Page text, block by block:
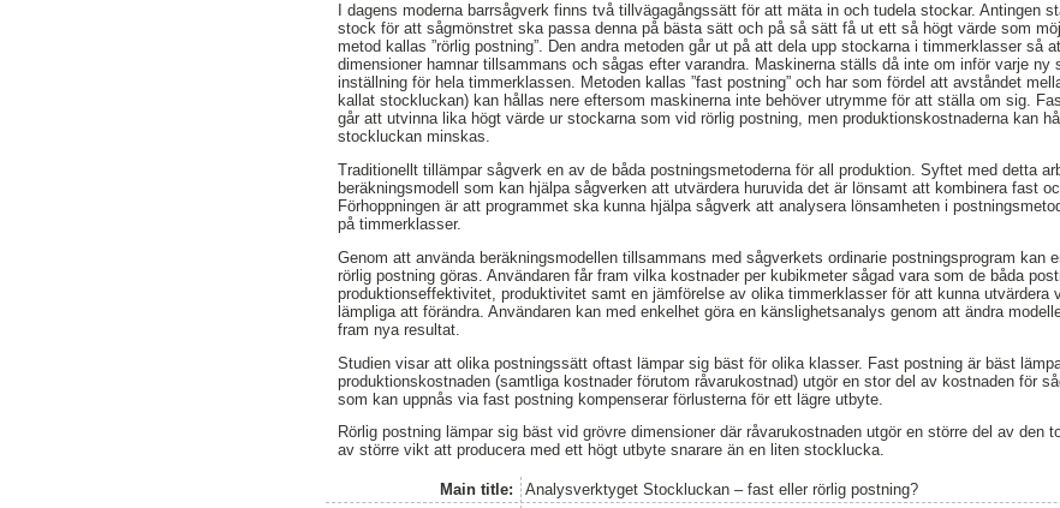
I dagens moderna barrsågverk finns två tillvägagångssätt för att mäta in och tudela stockar. Antingen
stock för att sågmönstret ska passa denna på bästa sätt och på så sätt få ut ett så högt värde som
metod kallas ”rörlig postning”. Den andra metoden går ut på att dela upp stockarna i timmerklasser så
dimensioner hamnar tillsammans och sågas efter varandra. Maskinerna ställs då inte om inför varje ny
inställning för hela timmerklassen. Metoden kallas ”fast postning” och har som fördel att avståndet
kallat stockluckan) kan hållas nere eftersom maskinerna inte behöver utrymme för att ställa om sig.
går att utvinna lika högt värde ur stockarna som vid rörlig postning, men produktionskostnaderna kan
stockluckan minskas.
Traditionellt tillämpar sågverk en av de båda postningsmetoderna för all produktion. Syftet med detta
beräkningsmodell som kan hjälpa sågverken att utvärdera huruvida det är lönsamt att kombinera fast
Förhoppningen är att programmet ska kunna hjälpa sågverk att analysera lönsamheten i
på timmerklasser.
Genom att använda beräkningsmodellen tillsammans med sågverkets ordinarie postningsprogram kan
rörlig postning göras. Användaren får fram vilka kostnader per kubikmeter sågad vara som de båda
produktionseffektivitet, produktivitet samt en jämförelse av olika timmerklasser för att kunna utvärdera
lämpliga att förändra. Användaren kan med enkelhet göra en känslighetsanalys genom att ändra
fram nya resultat.
Studien visar att olika postningssätt oftast lämpar sig bäst för olika klasser. Fast postning är bäst
produktionskostnaden (samtliga kostnader förutom råvarukostnad) utgör en stor del av kostnaden för
som kan uppnås via fast postning kompenserar förlusterna för ett lägre utbyte.
Rörlig postning lämpar sig bäst vid grövre dimensioner där råvarukostnaden utgör en större del av den
av större vikt att producera med ett högt utbyte snarare än en liten stocklucka.
Main title: Analysverktyget Stockluckan – fast eller rörlig postning?